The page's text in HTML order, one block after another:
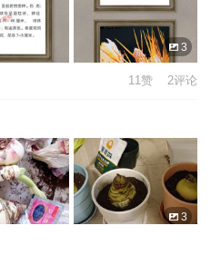
3
11赞 2评论
3